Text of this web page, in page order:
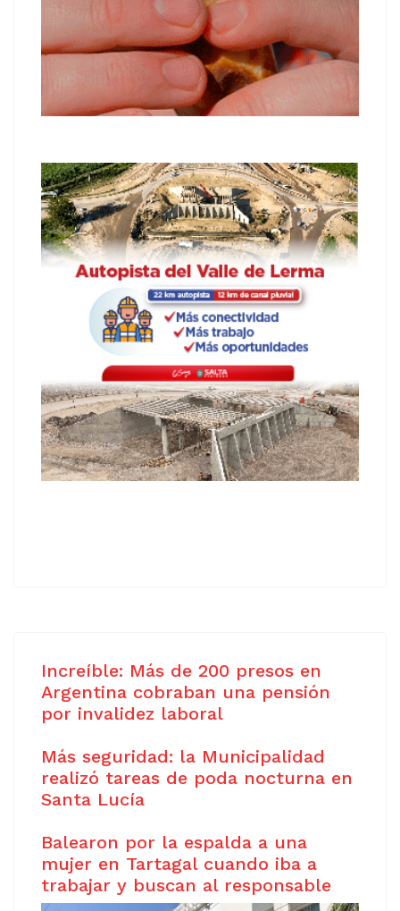
Increíble: Más de 200 presos en
Argentina cobraban una pensión
por invalidez laboral
Más seguridad: la Municipalidad
realizó tareas de poda nocturna en
Santa Lucía
Balearon por la espalda a una
mujer en Tartagal cuando iba a
trabajar y buscan al responsable